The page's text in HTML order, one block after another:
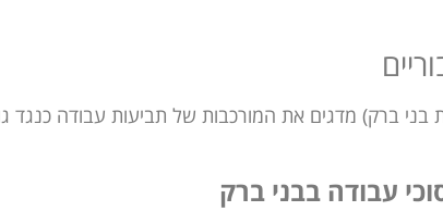
נגד עיריית בני ברק) מדגים את המורכבות של תביעות עבודה
עבודה בבני ברק